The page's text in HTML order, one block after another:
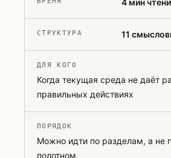
4 мин
СТРУКТУРА 11
ДЛЯ КОГО
Когда текущая среда не даёт
правильных действиях
ПОРЯДОК
Можно идти по разделам, а не
полотном.